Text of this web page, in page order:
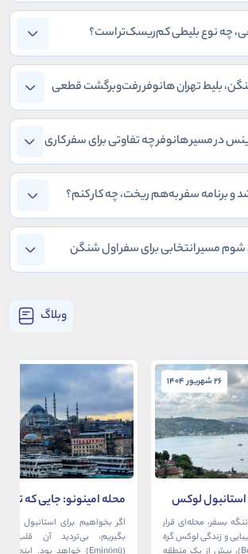
چه نوع بلیطی کم‌ریسک‌تر است؟
بلیط تهران هانوفر رفت‌وبرگشت قطعی
در مسیر هانوفر چه تفاوتی برای سفر کاری
شد و برنامه سفر به‌هم ریخت، چه کار کنم؟
مسیر انتخابی برای سفر اول شنگن
وبلاگ
26 شهریور 1404
لوکس
بسفر، محله‌ای قرار
و زندگی لوکس گره
محله امینونو: جایی که
دریا به هم می‌رسند
اگر بخواهیم برای استانبول
بگیریم، بی‌تردید آن قلب،